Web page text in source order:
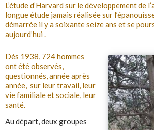
L’étude d’Harvard sur le développement de
longue étude jamais réalisée sur
démarrée il y a soixante seize ans et se
aujourd’hui .
Dès 1938, 724 hommes
ont été observés,
questionnés, année après
année, sur leur travail, leur
vie familiale et sociale, leur
santé.
Au départ, deux groupes